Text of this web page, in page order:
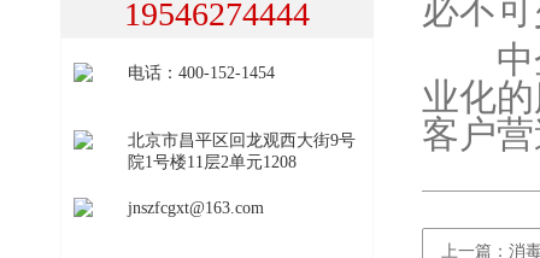
19546274444
电话：400-152-1454
北京市昌平区回龙观西大街9号
院1号楼11层2单元1208
jnszfcgxt@163.com
必不
中企
业化
客户
上一篇：消